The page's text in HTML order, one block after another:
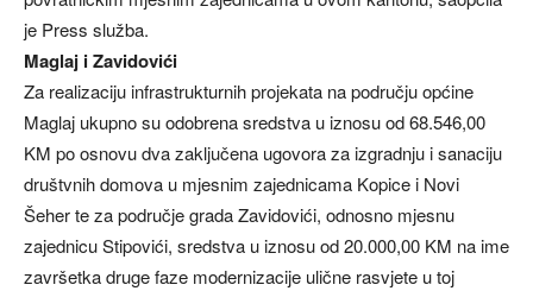
je Press služba.
Maglaj i Zavidovići
Za realizaciju infrastrukturnih projekata na području općine
Maglaj ukupno su odobrena sredstva u iznosu od 68.546,00
KM po osnovu dva zaključena ugovora za izgradnju i sanaciju
društvnih domova u mjesnim zajednicama Kopice i Novi
Šeher te za područje grada Zavidovići, odnosno mjesnu
zajednicu Stipovići, sredstva u iznosu od 20.000,00 KM na ime
završetka druge faze modernizacije ulične rasvjete u toj